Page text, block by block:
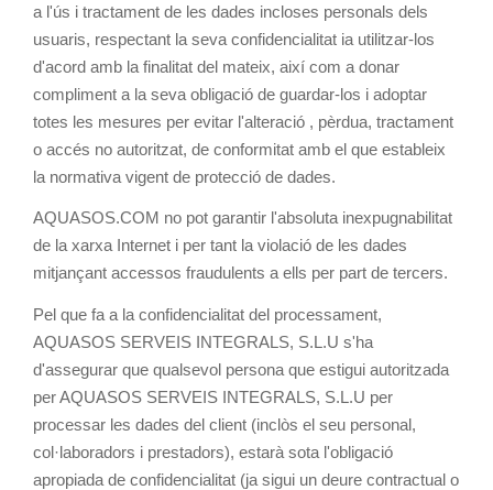
a l'ús i tractament de les dades incloses personals dels
usuaris, respectant la seva confidencialitat ia utilitzar-los
d'acord amb la finalitat del mateix, així com a donar
compliment a la seva obligació de guardar-los i adoptar
totes les mesures per evitar l'alteració , pèrdua, tractament
o accés no autoritzat, de conformitat amb el que estableix
la normativa vigent de protecció de dades.
AQUASOS.COM no pot garantir l'absoluta inexpugnabilitat
de la xarxa Internet i per tant la violació de les dades
mitjançant accessos fraudulents a ells per part de tercers.
Pel que fa a la confidencialitat del processament,
AQUASOS SERVEIS INTEGRALS, S.L.U s'ha
d'assegurar que qualsevol persona que estigui autoritzada
per AQUASOS SERVEIS INTEGRALS, S.L.U per
processar les dades del client (inclòs el seu personal,
col·laboradors i prestadors), estarà sota l'obligació
apropiada de confidencialitat (ja sigui un deure contractual o